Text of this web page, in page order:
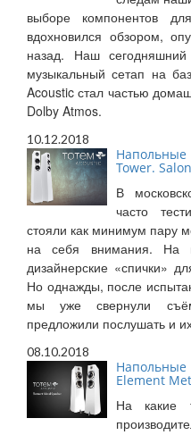
выборе компонентов
вдохновился обзором,
назад. Наш
музыкальный сетап на
Acoustic стал частью
Dolby Atmos.
10.12.2018
Напольные
Tower.
В
часто
стояли как минимум пару
на себя внимания. На
дизайнерские «спички»
Но однажды, после
мы уже свернули
предложили послушать и
08.10.2018
Element
На какие